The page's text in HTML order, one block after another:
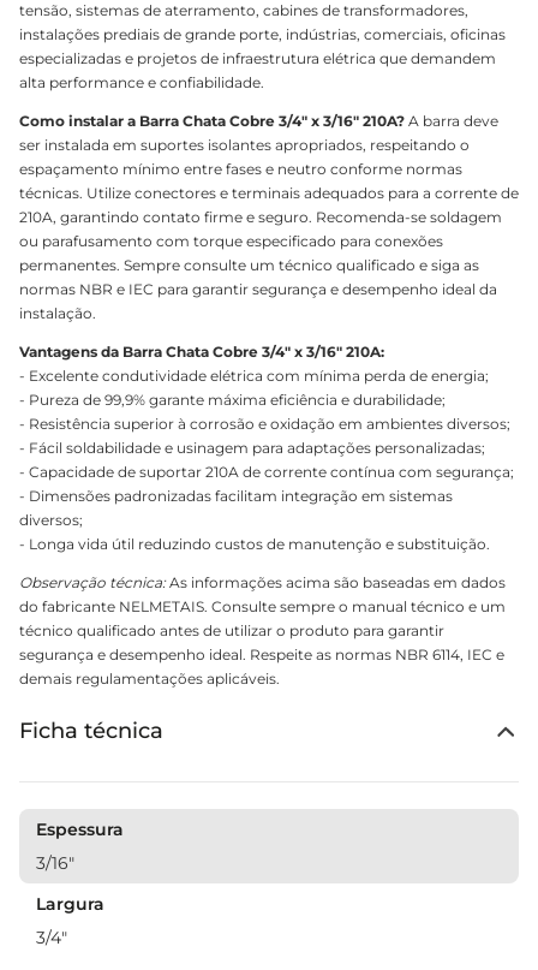
tensão, sistemas de aterramento, cabines de transformadores,
instalações prediais de grande porte, indústrias, comerciais, oficinas
especializadas e projetos de infraestrutura elétrica que demandem
alta performance e confiabilidade.
Como instalar a Barra Chata Cobre 3/4" x 3/16" 210A? A barra deve
ser instalada em suportes isolantes apropriados, respeitando o
espaçamento mínimo entre fases e neutro conforme normas
técnicas. Utilize conectores e terminais adequados para a corrente de
210A, garantindo contato firme e seguro. Recomenda-se soldagem
ou parafusamento com torque especificado para conexões
permanentes. Sempre consulte um técnico qualificado e siga as
normas NBR e IEC para garantir segurança e desempenho ideal da
instalação.
Vantagens da Barra Chata Cobre 3/4" x 3/16" 210A:
- Excelente condutividade elétrica com mínima perda de energia;
- Pureza de 99,9% garante máxima eficiência e durabilidade;
- Resistência superior à corrosão e oxidação em ambientes diversos;
- Fácil soldabilidade e usinagem para adaptações personalizadas;
- Capacidade de suportar 210A de corrente contínua com segurança;
- Dimensões padronizadas facilitam integração em sistemas
diversos;
- Longa vida útil reduzindo custos de manutenção e substituição.
Observação técnica:As informações acima são baseadas em dados
do fabricante NELMETAIS. Consulte sempre o manual técnico e um
técnico qualificado antes de utilizar o produto para garantir
segurança e desempenho ideal. Respeite as normas NBR 6114, IEC e
demais regulamentações aplicáveis.
Ficha técnica
Espessura
3/16"
Largura
3/4"